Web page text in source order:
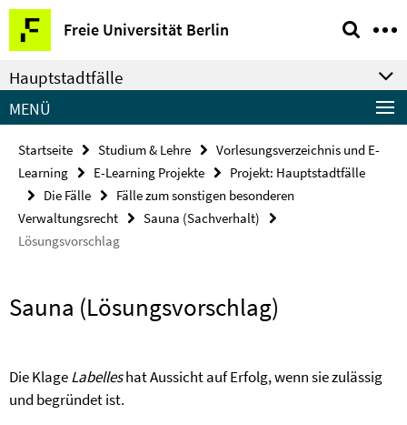
Springe
direkt
zu
Inhalt
Freie Universität Berlin
Service-
Navigation
Hauptstadtfälle
MENÜ
Startseite Studium & Lehre
Vorlesungsverzeichnis und E-
Learning
E-Learning Projekte
Projekt: Hauptstadtfälle
Die Fälle
Fälle zum sonstigen besonderen
Verwaltungsrecht
Sauna (Sachverhalt)
Lösungsvorschlag
Sauna (Lösungsvorschlag)
Die KlageLabelleshat Aussicht auf Erfolg, wenn sie zulässig
und begründet ist.